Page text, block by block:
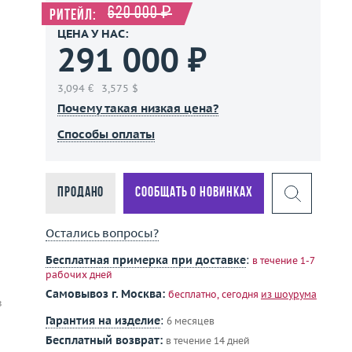
Ритейл: 620 000 ₽
ЦЕНА У НАС:
291 000 ₽
3,094 € 3,575 $
Почему такая низкая цена?
Способы оплаты
Продано Сообщать о новинках
Остались вопросы?
Бесплатная примерка при доставке: в течение 1-7
рабочих дней
Самовывоз г. Москва: бесплатно, сегодня из шоурума
Гарантия на изделие: 6 месяцев
Бесплатный возврат: в течение 14 дней